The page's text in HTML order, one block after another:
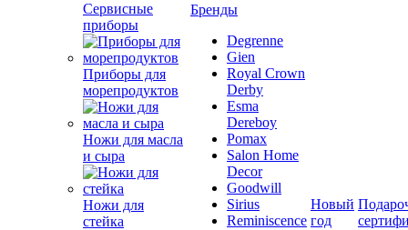
Сервисные
приборы
Приборы для
морепродуктов
Ножи для масла
и сыра
Ножи для
стейка
Бренды
Degrenne
Gien
Royal Crown
Derby
Esma
Dereboy
Pomax
Salon Home
Decor
Goodwill
Sirius
Reminiscence
Новый
год